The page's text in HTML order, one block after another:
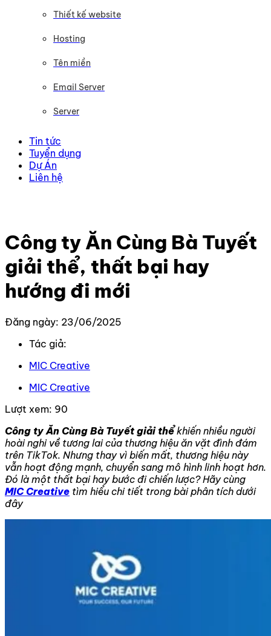
Thiết kế website
Hosting
Tên miền
Email Server
Server
Tin tức
Tuyển dụng
Dự Án
Liên hệ
Công ty Ăn Cùng Bà Tuyết
giải thể, thất bại hay
hướng đi mới
Đăng ngày: 23/06/2025
Tác giả:
MIC Creative
MIC Creative
Lượt xem: 90
Công ty Ăn Cùng Bà Tuyết giải thểkhiến nhiều người
hoài nghi về tương lai của thương hiệu ăn vặt đình đám
trên TikTok. Nhưng thay vì biến mất, thương hiệu này
vẫn hoạt động mạnh, chuyển sang mô hình linh hoạt hơn.
Đó là một thất bại hay bước đi chiến lược? Hãy cùng
MIC Creative tìm hiểu chi tiết trong bài phân tích dưới
đây